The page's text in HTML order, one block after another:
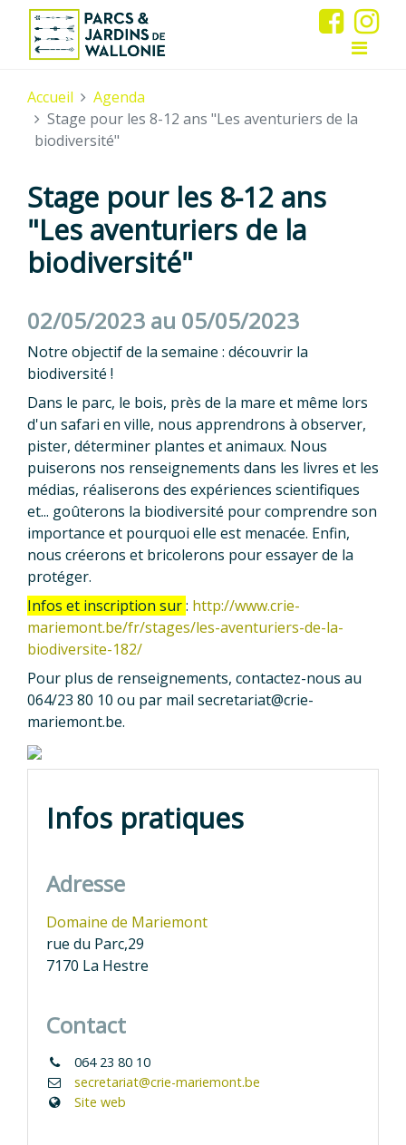
Accueil
Agenda
Stage pour les 8-12 ans "Les aventuriers de la
biodiversité"
Stage pour les 8-12 ans
"Les aventuriers de la
biodiversité"
02/05/2023 au 05/05/2023
Notre objectif de la semaine : découvrir la
biodiversité !
Dans le parc, le bois, près de la mare et même lors
d'un safari en ville, nous apprendrons à observer,
pister, déterminer plantes et animaux. Nous
puiserons nos renseignements dans les livres et les
médias, réaliserons des expériences scientifiques
et... goûterons la biodiversité pour comprendre son
importance et pourquoi elle est menacée. Enfin,
nous créerons et bricolerons pour essayer de la
protéger.
Infos et inscription sur: http://www.crie-
mariemont.be/fr/stages/les-aventuriers-de-la-
biodiversite-182/
Pour plus de renseignements, contactez-nous au
064/23 80 10 ou par mail secretariat@crie-
mariemont.be.
Infos pratiques
Adresse
Domaine de Mariemont
rue du Parc,29
7170 La Hestre
Contact
064 23 80 10
secretariat@crie-mariemont.be
Site web